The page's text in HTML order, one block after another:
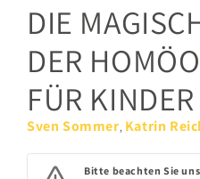
DIE
DER
FÜR KINDER
Sven Sommer, Katrin
Bitte beachten Sie